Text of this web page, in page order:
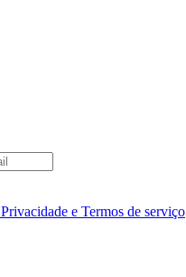
e Termos de serviço